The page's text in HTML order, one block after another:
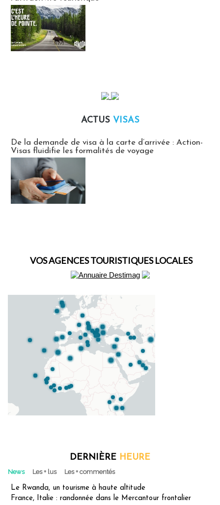
ACTUS VISAS
De la demande de visa à la carte d’arrivée : Action-
Visas fluidifie les formalités de voyage
VOS AGENCES TOURISTIQUES LOCALES
DERNIÈRE HEURE
News Les + lus Les + commentés
Le Rwanda, un tourisme à haute altitude
France, Italie : randonnée dans le Mercantour frontalier